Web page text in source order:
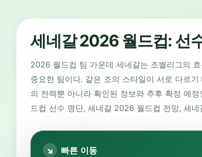
세네갈 2026 월드컵: 선
2026 월드컵 팀 가운데 세네갈는 조별리그의
중요한 팀이다. 같은 조의 스타일이 서로 다르
의 전력뿐 아니라 확인된 정보와 추후 확정 예
드컵 선수 명단, 세네갈 2026 월드컵 전망, 세
빠른 이동